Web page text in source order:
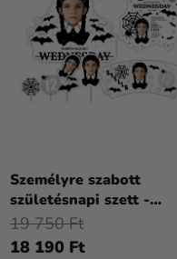
N
Z
É
S
E
Személyre szabott
születésnapi szett -
Wednesday
18 190 Ft
19 750 Ft